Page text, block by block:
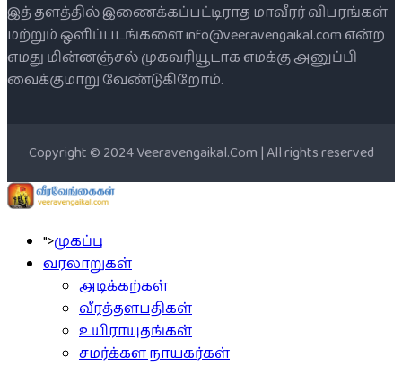
இத் தளத்தில் இணைக்கப்பட்டிராத மாவீரர் விபரங்கள்
மற்றும் ஒளிப்படங்களை info@veeravengaikal.com என்ற
எமது மின்னஞ்சல் முகவரியூடாக எமக்கு அனுப்பி
வைக்குமாறு வேண்டுகிறோம்.
Copyright © 2024 Veeravengaikal.Com | All rights reserved
">முகப்பு
வரலாறுகள்
அடிக்கற்கள்
வீரத்தளபதிகள்
உயிராயுதங்கள்
சமர்க்கள நாயகர்கள்